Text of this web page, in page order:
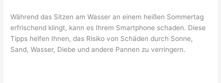
Während das Sitzen am Wasser an einem heißen Sommertag
erfrischend klingt, kann es Ihrem Smartphone schaden. Diese
Tipps helfen Ihnen, das Risiko von Schäden durch Sonne,
Sand, Wasser, Diebe und andere Pannen zu verringern.